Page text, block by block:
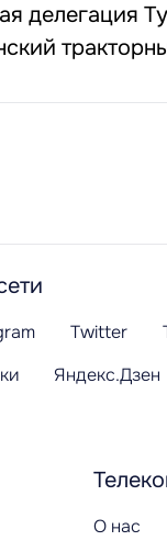
делегация
О нас
Twitter
Яндекс.Дзен